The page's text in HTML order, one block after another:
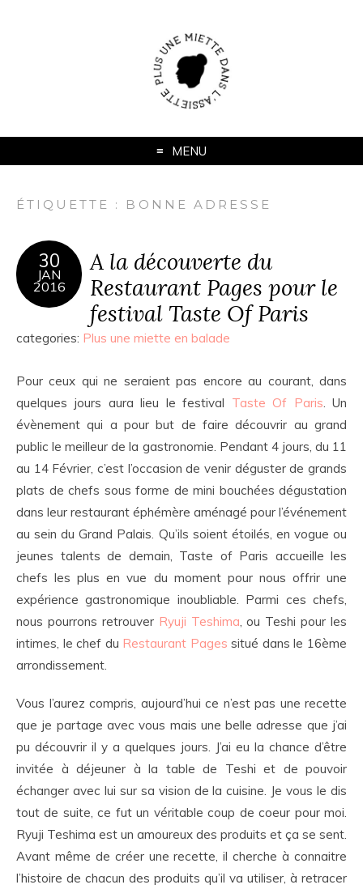
MENU
ÉTIQUETTE : BONNE ADRESSE
30
JAN
2016
A la découverte du
Restaurant Pages pour le
festival Taste Of Paris
categories: Plus une miette en balade
Pour ceux qui ne seraient pas encore au courant, dans
quelques jours aura lieu le festival Taste Of Paris. Un
évènement qui a pour but de faire découvrir au grand
public le meilleur de la gastronomie. Pendant 4 jours, du 11
au 14 Février, c’est l’occasion de venir déguster de grands
plats de chefs sous forme de mini bouchées dégustation
dans leur restaurant éphémère aménagé pour l’événement
au sein du Grand Palais. Qu’ils soient étoilés, en vogue ou
jeunes talents de demain, Taste of Paris accueille les
chefs les plus en vue du moment pour nous offrir une
expérience gastronomique inoubliable. Parmi ces chefs,
nous pourrons retrouver Ryuji Teshima, ou Teshi pour les
intimes, le chef du Restaurant Pagessitué dans le 16ème
arrondissement.
Vous l’aurez compris, aujourd’hui ce n’est pas une recette
que je partage avec vous mais une belle adresse que j’ai
pu découvrir il y a quelques jours. J’ai eu la chance d’être
invitée à déjeuner à la table de Teshi et de pouvoir
échanger avec lui sur sa vision de la cuisine. Je vous le dis
tout de suite, ce fut un véritable coup de coeur pour moi.
Ryuji Teshima est un amoureux des produits et ça se sent.
Avant même de créer une recette, il cherche à connaitre
l’histoire de chacun des produits qu’il va utiliser, à retracer